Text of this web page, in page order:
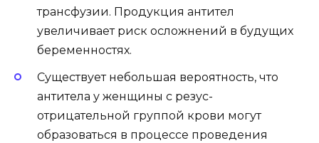
трансфузии. Продукция антител
увеличивает риск осложнений в будущих
беременностях.
Существует небольшая вероятность, что
антитела у женщины с резус-
отрицательной группой крови могут
образоваться в процессе проведения